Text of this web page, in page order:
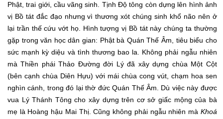
Phật, trai giới, cầu vãng sinh. Tịnh Độ tông còn dựng lên hình ảnh
vị Bồ tát đắc đạo nhưng vì thương xót chúng sinh khổ não nên ở
lại trần thế cứu vớt họ. Hình tượng vị Bồ tát này chúng ta thường
gặp trong văn học dân gian: Phật bà Quán Thế Âm, tiêu biểu cho
sức mạnh kỳ diệu và tình thương bao la. Không phải ngẫu nhiên
mà Thiền phái Thảo Đường đời Lý đã xây dựng chùa Một Cột
(bên cạnh chùa Diên Hựu) với mái chùa cong vút, chạm hoa sen
nghìn cánh, trong đó lại thờ đức Quán Thế Âm. Dù việc này được
vua Lý Thánh Tông cho xây dựng trên cơ sở giấc mộng của bà
mẹ là Hoàng hậu Mai Thị. Cũng không phải ngẫu nhiên mà Khoá